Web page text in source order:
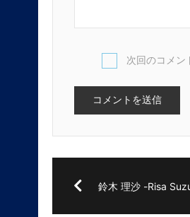
次回のコメン
鈴木 理沙 -Risa